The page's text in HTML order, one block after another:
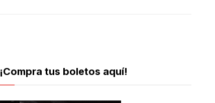
¡Compra tus boletos aquí!